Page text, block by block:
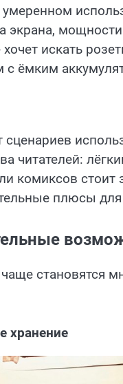
экрана,
искать
с ёмким
сценариев
читателей:
комиксов
плюсы для
становятся
хранение